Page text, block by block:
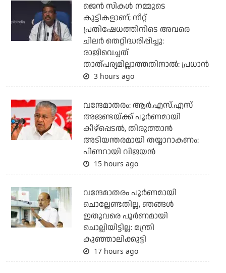
ജെന്‍ സികള്‍ നമ്മുടെ
കുട്ടികളാണ്; നീറ്റ്
പ്രതിഷേധത്തിനിടെ അവരെ
ചിലര്‍ തെറ്റിദ്ധരിപ്പിച്ചു:
രാജിവെച്ചത്
താത്പര്യമില്ലാത്തതിനാല്‍: പ്രധാന്‍
3 hours ago
വന്ദേമാതരം: ആര്‍.എസ്.എസ്
അജണ്ടയ്ക്ക് പൂര്‍ണമായി
കീഴ്‌പ്പെടല്‍, തിരുത്താന്‍
അടിയന്തരമായി തയ്യാറാകണം:
പിണറായി വിജയന്‍
15 hours ago
വന്ദേമാതരം പൂര്‍ണമായി
ചൊല്ലേണ്ടതില്ല, ഞങ്ങള്‍
ഇതുവരെ പൂര്‍ണമായി
ചൊല്ലിയിട്ടില്ല: മന്ത്രി
കുഞ്ഞാലിക്കുട്ടി
17 hours ago